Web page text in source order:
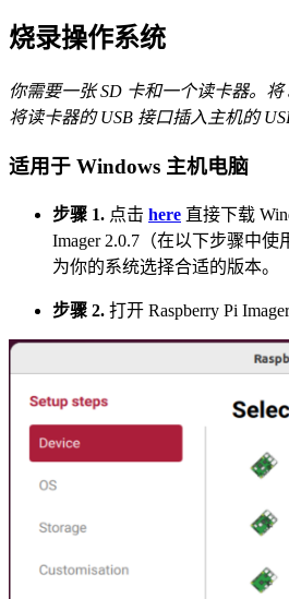
烧录操作系统
你需要一张 SD 卡和一个读卡器。
将读卡器的 USB 接口插入主机的
适用于 Windows 主机电脑
步骤 1. 点击 here 直接下载
Imager 2.0.7（在以下步骤中使
为你的系统选择合适的版本。
步骤 2. 打开 Raspberry Pi